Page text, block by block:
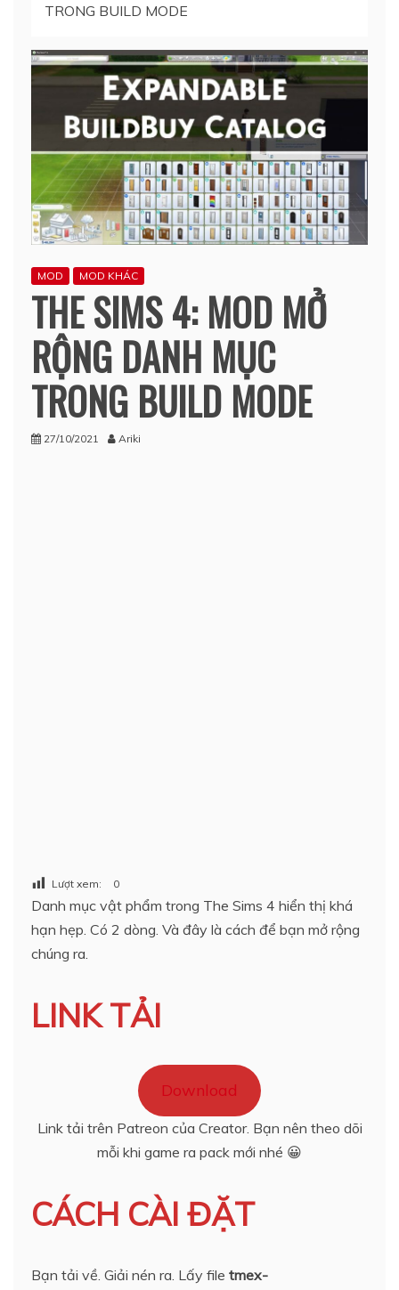
TRONG BUILD MODE
MOD MOD KHÁC
THE SIMS 4: MOD MỞ
RỘNG DANH MỤC
TRONG BUILD MODE
27/10/2021 Ariki
Lượt xem: 0
Danh mục vật phẩm trong The Sims 4 hiển thị khá
hạn hẹp. Có 2 dòng. Và đây là cách để bạn mở rộng
chúng ra.
LINK TẢI
Download
Link tải trên Patreon của Creator. Bạn nên theo dõi
mỗi khi game ra pack mới nhé 😀
CÁCH CÀI ĐẶT
Bạn tải về. Giải nén ra. Lấy file tmex-